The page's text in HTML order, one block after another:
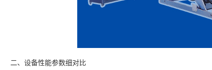
二、设备性能参数细对比